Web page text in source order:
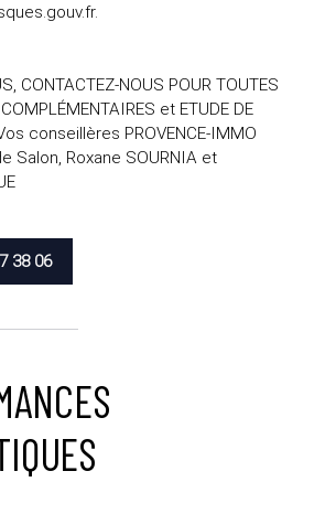
CONTACTEZ-NOUS POUR TOUTES
et ETUDE DE
conseillères PROVENCE-IMMO
Salon, Roxane SOURNIA et
38 06